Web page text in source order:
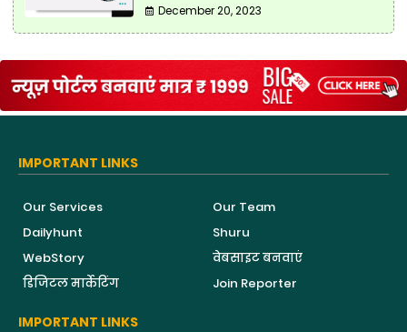
December 20, 2023
IMPORTANT LINKS
Our Services
Our Team
Dailyhunt
Shuru
WebStory
वेबसाइट बनवाएं
डिजिटल मार्केटिंग
Join Reporter
IMPORTANT LINKS